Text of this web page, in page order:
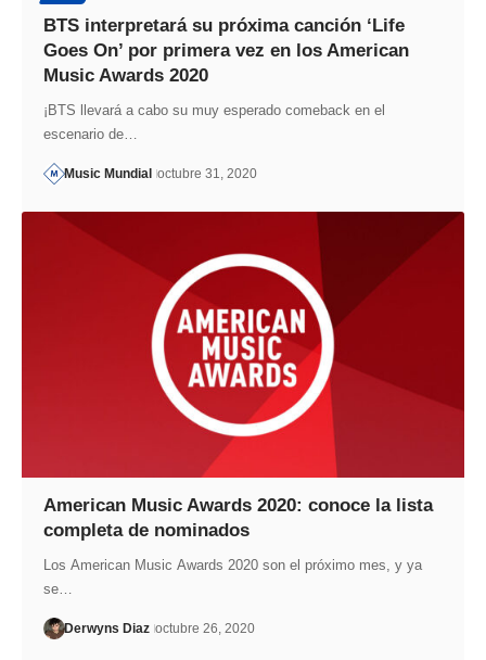
BTS interpretará su próxima canción ‘Life
Goes On’ por primera vez en los American
Music Awards 2020
¡BTS llevará a cabo su muy esperado comeback en el
escenario de…
Music Mundial octubre 31, 2020
American Music Awards 2020: conoce la lista
completa de nominados
Los American Music Awards 2020 son el próximo mes, y ya
se…
Derwyns Diaz octubre 26, 2020